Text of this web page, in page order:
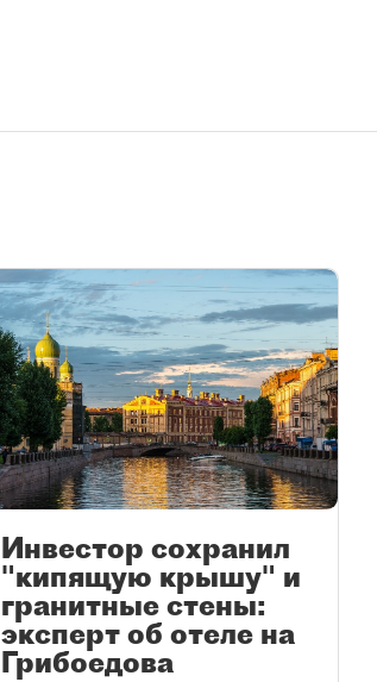
Инвестор сохранил
"кипящую крышу" и
гранитные стены:
эксперт об отеле на
Грибоедова